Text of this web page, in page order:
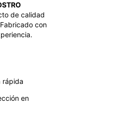
de calidad
con
rápida
en